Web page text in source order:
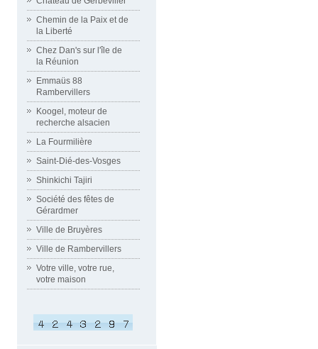
Chemin de la Paix et de
la Liberté
Chez Dan's sur l'île de
la Réunion
Emmaüs 88
Rambervillers
Koogel, moteur de
recherche alsacien
La Fourmilière
Saint-Dié-des-Vosges
Shinkichi Tajiri
Société des fêtes de
Gérardmer
Ville de Bruyères
Ville de Rambervillers
Votre ville, votre rue,
votre maison